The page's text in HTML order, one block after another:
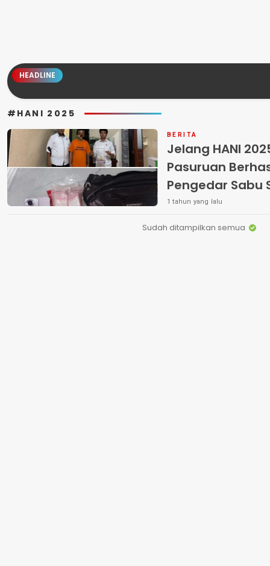
HEADLINE
#HANI 2025
BERITA
Jelang HANI
Pasuruan
Pengedar Sabu
Gempol.
Sabu
1 tahun yang lalu
Sudah ditampilkan semua